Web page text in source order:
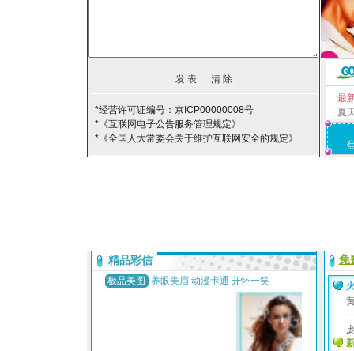
*经营许可证编号：京ICP00000008号
*《互联网电子公告服务管理规定》
*《全国人大常委会关于维护互联网安全的规定》
最
夏